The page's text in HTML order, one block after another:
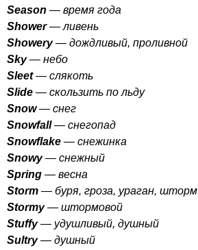
Season — время года
Shower — ливень
Showery — дождливый, проливной
Sky — небо
Sleet — слякоть
Slide — скользить по льду
Snow — снег
Snowfall — снегопад
Snowflake — снежинка
Snowy — снежный
Spring — весна
Storm — буря, гроза, ураган, шторм
Stormy — штормовой
Stuffy — удушливый, душный
Sultry — душный